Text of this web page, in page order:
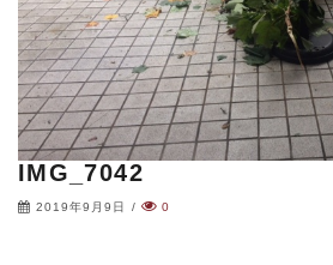
IMG_7042
2019年9月9日 / 0